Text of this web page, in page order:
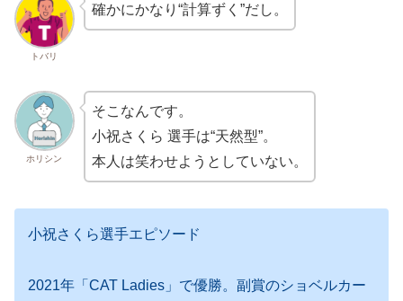
トバリ
確かにかなり“計算ずく”だし。
ホリシン
そこなんです。
小祝さくら 選手は“天然型”。
本人は笑わせようとしていない。
小祝さくら選手エピソード
2021年「CAT Ladies」で優勝。副賞のショベルカー